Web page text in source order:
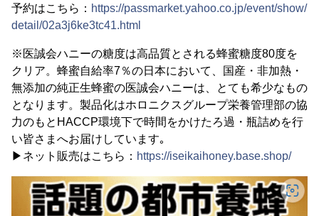
予約はこちら： https://passmarket.yahoo.co.jp/event/show/
detail/02a3j6ke3tc41.html
※医誠会ハニーの糖度は高品質とされる蜂蜜糖度80度を
クリア。蜂蜜自給率7％の日本において、国産・非加熱・
無添加の純正生蜂蜜の医誠会ハニーは、とても希少なもの
となります。製品化はホロニクスグループ栄養管理部の協
力のもとHACCP環境下で時間をかけたろ過・瓶詰めを行
い皆さまへお届けしています｡
▶ネット販売はこちら： https://iseikaihoney.base.shop/